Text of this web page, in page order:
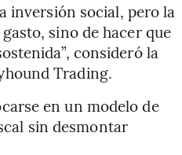
inversión social, pero la
sino de hacer que
consideró la
Trading.
en un modelo de
sin desmontar